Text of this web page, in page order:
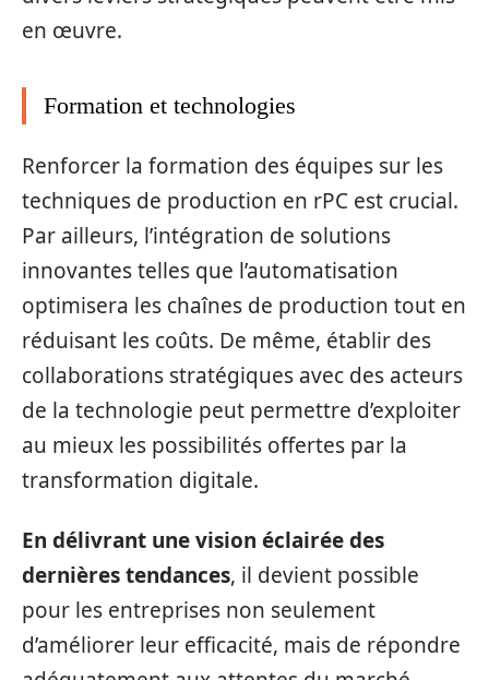
en œuvre.
Formation et technologies
Renforcer la formation des équipes sur les
techniques de production en rPC est crucial.
Par ailleurs, l’intégration de solutions
innovantes telles que l’automatisation
optimisera les chaînes de production tout en
réduisant les coûts. De même, établir des
collaborations stratégiques avec des acteurs
de la technologie peut permettre d’exploiter
au mieux les possibilités offertes par la
transformation digitale.
En délivrant une vision éclairée des
dernières tendances, il devient possible
pour les entreprises non seulement
d’améliorer leur efficacité, mais de répondre